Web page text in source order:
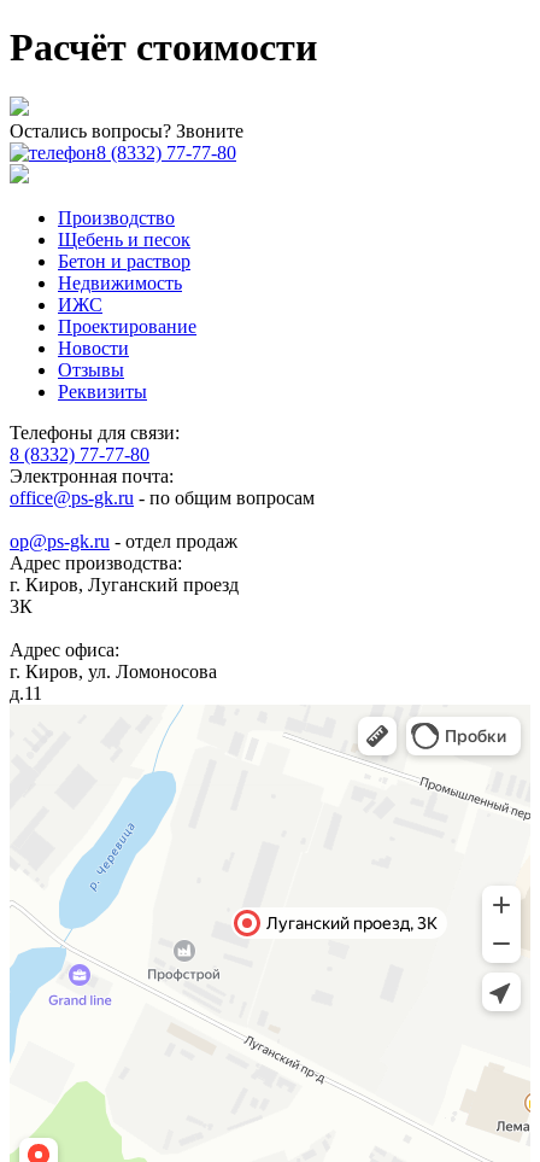
Расчёт стоимости
Остались вопросы? Звоните
8 (8332) 77-77-80
Производство
Щебень и песок
Бетон и раствор
Недвижимость
ИЖС
Проектирование
Новости
Отзывы
Реквизиты
Телефоны для связи:
8 (8332) 77-77-80
Электронная почта:
office@ps-gk.ru - по общим вопросам
op@ps-gk.ru - отдел продаж
Адрес производства:
г. Киров, Луганский проезд
3К
Адрес офиса:
г. Киров, ул. Ломоносова
д.11